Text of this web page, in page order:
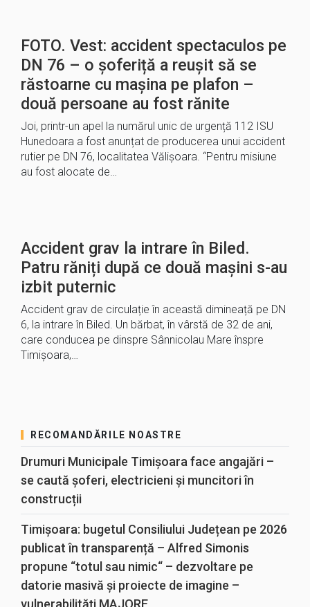
FOTO. Vest: accident spectaculos pe
DN 76 – o șoferiță a reușit să se
răstoarne cu mașina pe plafon –
două persoane au fost rănite
Joi, printr-un apel la numărul unic de urgență 112 ISU
Hunedoara a fost anunțat de producerea unui accident
rutier pe DN 76, localitatea Vălișoara. “Pentru misiune
au fost alocate de…
Accident grav la intrare în Biled.
Patru răniți după ce două mașini s-au
izbit puternic
Accident grav de circulație în această dimineață pe DN
6, la intrare în Biled. Un bărbat, în vârstă de 32 de ani,
care conducea pe dinspre Sânnicolau Mare înspre
Timișoara,…
RECOMANDĂRILE NOASTRE
Drumuri Municipale Timișoara face angajări –
se caută șoferi, electricieni și muncitori în
construcții
Timișoara: bugetul Consiliului Județean pe 2026
publicat în transparență – Alfred Simonis
propune “totul sau nimic“ – dezvoltare pe
datorie masivă și proiecte de imagine –
vulnerabilități MAJORE